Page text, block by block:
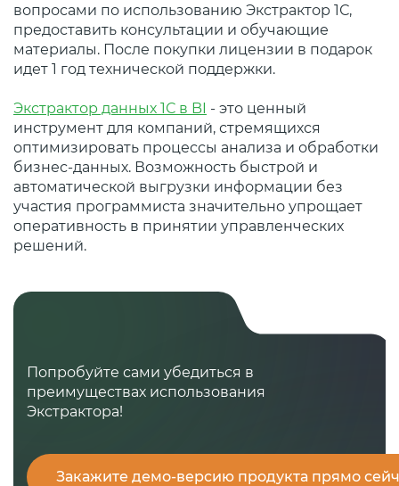
вопросами по использованию Экстрактор 1С,
предоставить консультации и обучающие
материалы. После покупки лицензии в подарок
идет 1 год технической поддержки.
Экстрактор данных 1С в BI - это ценный
инструмент для компаний, стремящихся
оптимизировать процессы анализа и обработки
бизнес-данных. Возможность быстрой и
автоматической выгрузки информации без
участия программиста значительно упрощает
оперативность в принятии управленческих
решений.
Попробуйте сами убедиться в
преимуществах использования
Экстрактора!
Закажите демо-версию продукта прямо